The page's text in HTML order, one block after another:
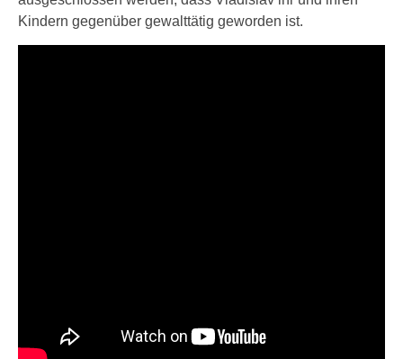
Kindern gegenüber gewalttätig geworden ist.